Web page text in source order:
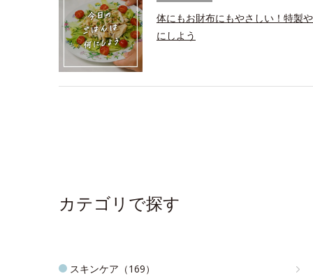
体にもお財布にもやさしい！特製
にしよう
カテゴリで探す
スキンケア（169）